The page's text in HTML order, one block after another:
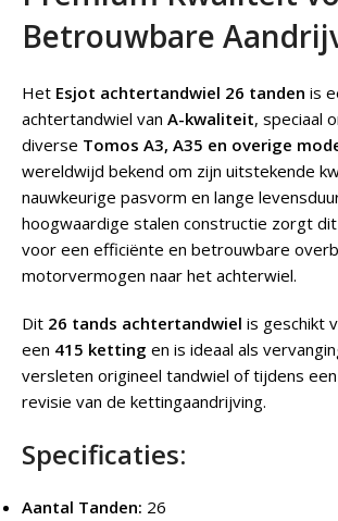
Betrouwbare
Het Esjot achtertandwiel 26 tanden is
achtertandwiel van A-kwaliteit, speciaal
diverse Tomos A3, A35 en overige
wereldwijd bekend om zijn uitstekende
nauwkeurige pasvorm en lange
hoogwaardige stalen constructie zorgt
voor een efficiënte en betrouwbare
motorvermogen naar het achterwiel.
Dit 26 tands achtertandwiel is geschikt
een 415 ketting en is ideaal als
versleten origineel tandwiel of tijdens
revisie van de kettingaandrijving.
Specificaties:
Aantal Tanden: 26